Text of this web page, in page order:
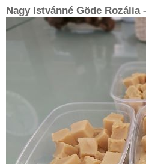
Nagy Istvánné Göde Rozália